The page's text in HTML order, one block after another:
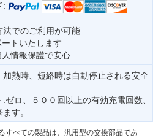
:
法でのご利用が可能
トいたします
情報保護で安心
加熱時、短絡時は自動停止される安全
ゼロ、５００回以上の有効充電回数、
す。
すべての製品は、汎用型の交換部品であ